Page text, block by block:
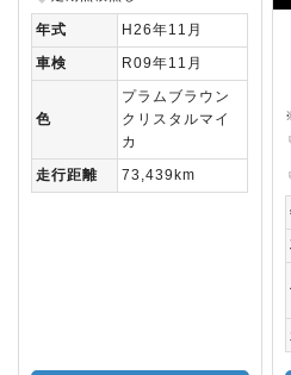
年式
H26年11月
車検
R09年11月
色
プラムブラウン
クリスタルマイ
カ
走行距離
73,439km